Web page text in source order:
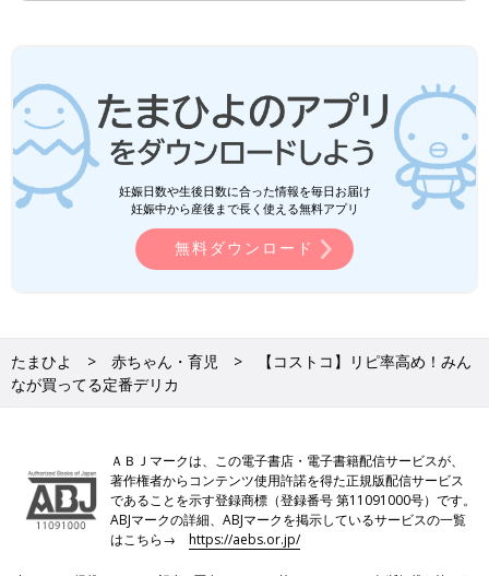
妊娠日数や生後日数に合った情報を毎日お届け
妊娠中から産後まで長く使える無料アプリ
無料ダウンロード
たまひよ 赤ちゃん・育児
【コストコ】リピ率高め！みん
なが買ってる定番デリカ
ＡＢＪマークは、この電子書店・電子書籍配信サービスが、
著作権者からコンテンツ使用許諾を得た正規版配信サービス
であることを示す登録商標（登録番号 第11091000号）です。
ABJマークの詳細、ABJマークを掲示しているサービスの一覧
はこちら→https://aebs.or.jp/